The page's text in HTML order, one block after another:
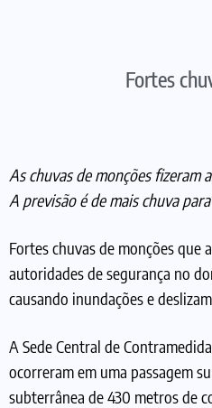
Fortes
As chuvas de monções fizeram
A previsão é de mais chuva
Fortes chuvas de monções que
autoridades de segurança no
causando inundações e
A Sede Central de
ocorreram em uma passagem
subterrânea de 430 metros de